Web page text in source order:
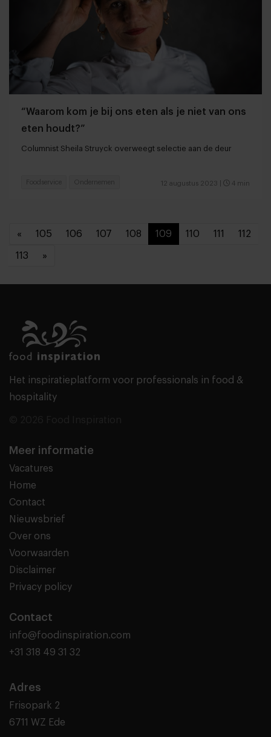
“Waarom kom je bij ons eten als je niet van ons
eten houdt?”
Columnist Sheila Struyck overweegt selectie aan de deur
12 augustus 2023 4 min
Foodservice Ondernemen
« 105 106 107 108 109 110 111 112
113 »
Het inspiratieplatform voor professionals in food &
hospitality
Meer informatie
Vacatures
Home
Contact
Nieuwsbrief
Over ons
Voorwaarden
Disclaimer
Privacy policy
Contact
info@foodinspiration.com
+31 318 49 31 32
Adres
Frisopark 2
6711 WZ Ede